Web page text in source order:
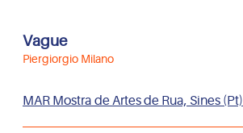
Vague
Piergiorgio Milano
MAR Mostra de Artes de Rua, Sines (Pt)